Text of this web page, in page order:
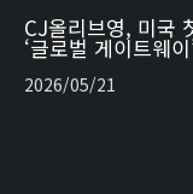
CJ올리브영, 미국
‘글로벌 게이트웨
2026/05/21